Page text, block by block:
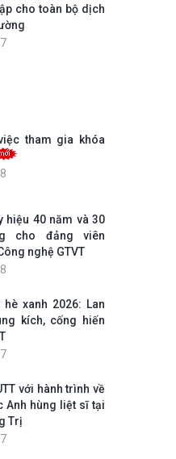
cho toàn bộ dịch
tham gia khóa
hiệu 40 năm và 30
cho đảng viên
nghệ GTVT
xanh 2026: Lan
kích, cống hiến
với hành trình về
Anh hùng liệt sĩ tại
Trị